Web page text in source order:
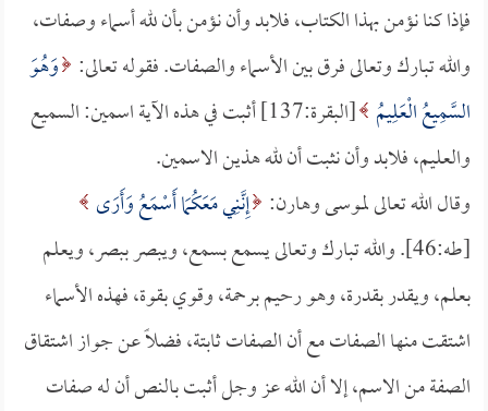
فإذا كنا نؤمن بهذا الكتاب، فلابد وأن نؤمن بأن لله أسماء وصفات،
والله تبارك وتعالى فرق بين الأسماء والصفات. فقوله تعالى: وَهُوَ
السَّمِيعُ الْعَلِيمُ
[البقرة:137] أثبت في هذه الآية اسمين: السميع
والعليم، فلابد وأن نثبت أن لله هذين الاسمين.
وقال الله تعالى لموسى وهارن: إِنَّنِي مَعَكُمَا أَسْمَعُ وَأَرَى
[طه:46]. والله تبارك وتعالى يسمع بسمع، ويبصر ببصر، ويعلم
بعلم، ويقدر بقدرة، وهو رحيم برحمة، وقوي بقوة، فهذه الأسماء
اشتقت منها الصفات مع أن الصفات ثابتة، فضلاً عن جواز اشتقاق
الصفة من الاسم، إلا أن الله عز وجل أثبت بالنص أن له صفات